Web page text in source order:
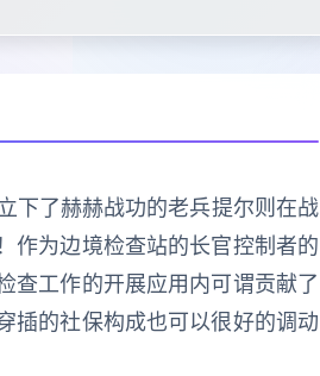
下了赫赫战功的老兵提尔则在战
作为边境检查站的长官控制者的
查工作的开展应用内可谓贡献了
插的社保构成也可以很好的调动